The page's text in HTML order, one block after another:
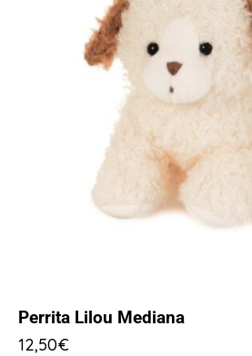
Perrita Lilou Mediana
12,50€